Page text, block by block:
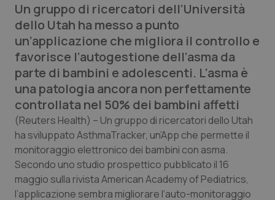
Lettere al direttore
Edizioni Regionali
QS Pro
Professionisti Sanitari.AI
Abruzzo
Basilicata
QS Pro Gold
Artrite & artrosi
QS Club Newsletter
Un gruppo di ricercatori dell’Università
dello Utah ha messo a punto
un’applicazione che migliora il controllo e
favorisce l’autogestione dell’asma da
parte di bambini e adolescenti. L’asma è
una patologia ancora non perfettamente
controllata nel 50% dei bambini affetti
(Reuters Health) – Un gruppo di ricercatori dello Utah
ha sviluppato AsthmaTracker, un’App che permette il
monitoraggio elettronico dei bambini con asma.
Secondo uno studio prospettico pubblicato il 16
maggio sulla rivista American Academy of Pediatrics,
l’applicazione sembra migliorare l’auto-monitoraggio